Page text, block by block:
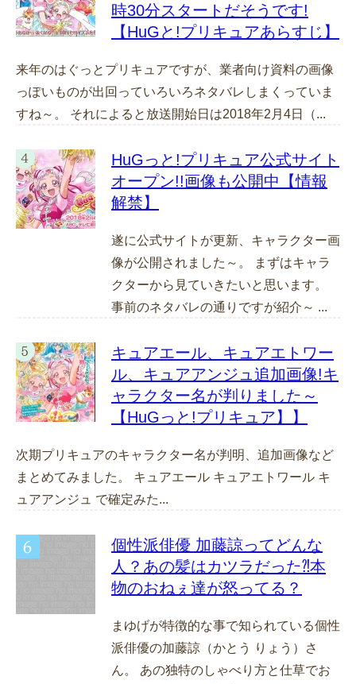
時30分スタートだそうです!
【HuGと!プリキュアあらすじ】
来年のはぐっとプリキュアですが、業者向け資料の画像
っぽいものが出回っていろいろネタバレしまくっていま
すね～。 それによると放送開始日は2018年2月4日（...
HuGっと!プリキュア公式サイト
オープン!!画像も公開中【情報
解禁】
遂に公式サイトが更新、キャラクター画
像が公開されました～。 まずはキャラ
クターから見ていきたいと思います。
事前のネタバレの通りですが紹介～ ...
キュアエール、キュアエトワー
ル、キュアアンジュ追加画像!キ
ャラクター名が判りました～
【HuGっと!プリキュア】】
次期プリキュアのキャラクター名が判明、追加画像など
まとめてみました。 キュアエール キュアエトワール キ
ュアアンジュ で確定みた...
個性派俳優 加藤諒ってどんな
人？あの髪はカツラだった⁈本
物のおねぇ達が怒ってる？
まゆげが特徴的な事で知られている個性
派俳優の加藤諒（かとう りょう）さ
ん。 あの独特のしゃべり方と仕草でお